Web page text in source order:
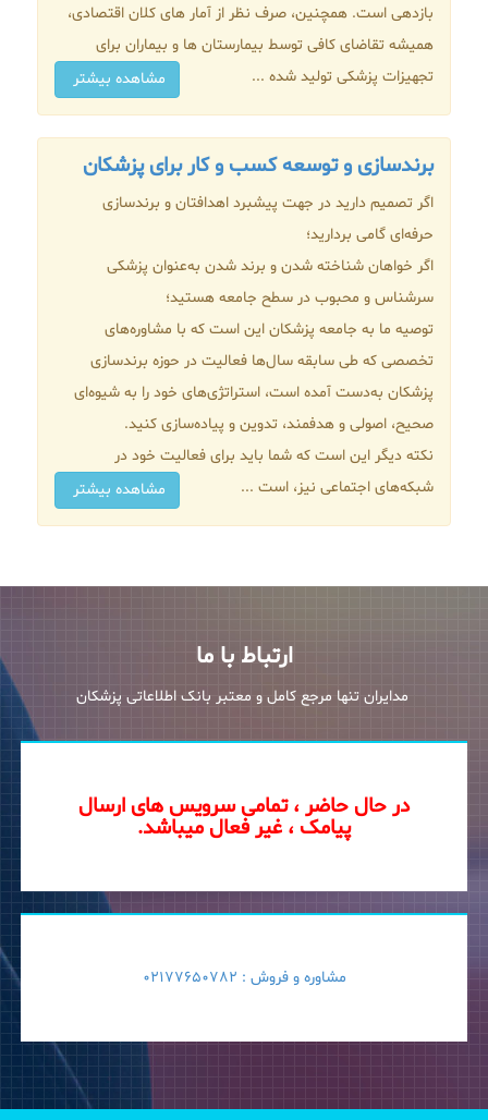
بازدهی است. همچنین، صرف نظر از آمار های کلان اقتصادی،
همیشه تقاضای کافی توسط بیمارستان ها و بیماران برای
تجهیزات پزشکی تولید شده ...
مشاهده بیشتر
برندسازی و توسعه کسب‌ و کار برای پزشکان
اگر تصمیم دارید در جهت پیشبرد اهدافتان و برندسازی
حرفه‌ای گامی بردارید؛
اگر خواهان شناخته شدن و برند شدن به‌عنوان پزشکی
سرشناس و محبوب در سطح جامعه هستید؛
توصیه ما به جامعه پزشکان این است که با مشاوره‌های
تخصصی که طی سابقه سال‌ها فعالیت در حوزه برندسازی
پزشکان به‌دست آمده است، استراتژی‌های خود را به شیوه‌ای
صحیح، اصولی و هدفمند، تدوین و پیاده‌سازی کنید.
نکته دیگر این است که شما باید برای فعالیت‌ خود در
شبکه‌های اجتماعی نیز، است ...
مشاهده بیشتر
ارتباط با ما
در حال حاضر ، تمامی سرویس های ارسال
پیامک ، غیر فعال میباشد.
مشاوره و فروش : 02177650782